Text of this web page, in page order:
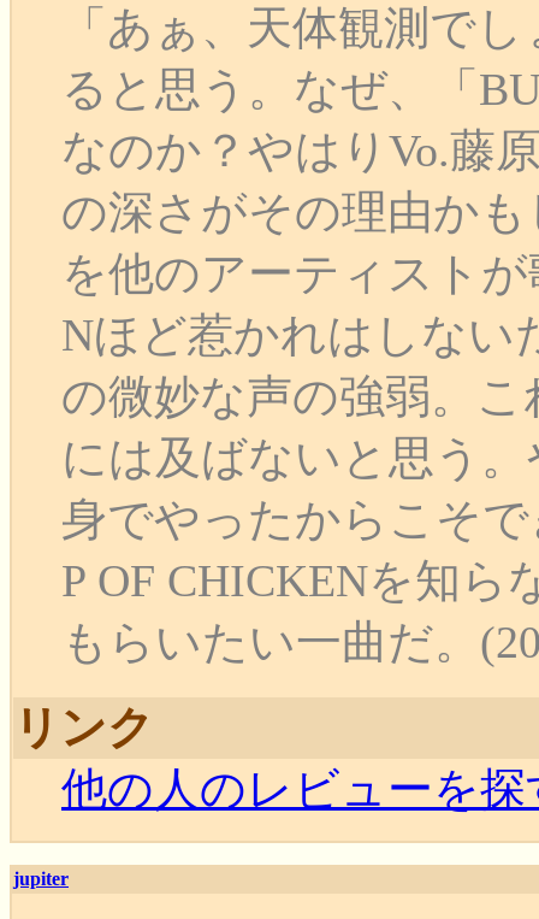
「あぁ、天体観測で
ると思う。なぜ、「
なのか？やはりVo.藤
の深さがその理由か
を他のアーティスト
Nほど惹かれはしない
の微妙な声の強弱。
には及ばないと思う
身でやったからこそ
P OF CHICKENを知
もらいたい一曲だ。
リンク
他の人のレビューを探
jupiter